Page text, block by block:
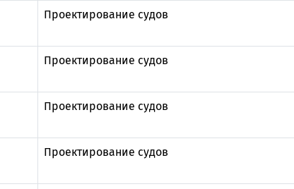
Проектирование судов
Проектирование судов
Проектирование судов
Проектирование судов